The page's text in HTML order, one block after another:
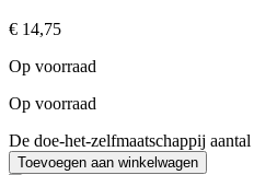
€ 14,75
Op voorraad
Op voorraad
De doe-het-zelfmaatschappij aantal
Toevoegen aan winkelwagen